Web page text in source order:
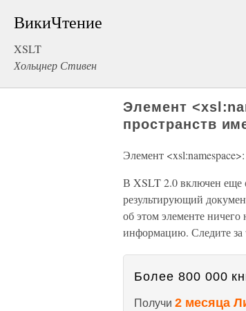
ВикиЧтение
XSLT
Хольцнер Стивен
Элемент
пространств
Элемент
В XSLT 2.0 включен еще
результирующий
об этом элементе ничего
информацию. Следите за
Более 800 000
Получи 2 месяца